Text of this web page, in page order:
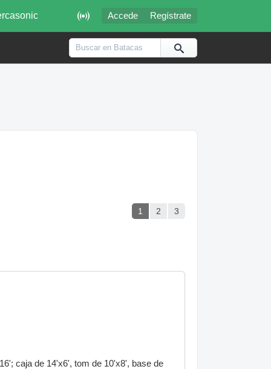
 Accede Regístrate
1 2 3
caja de 14'x6', tom de 10'x8', base de